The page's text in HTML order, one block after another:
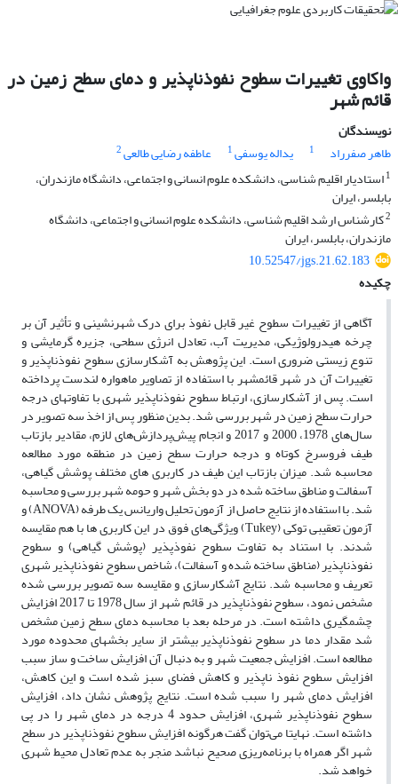
واکاوی تغییرات سطوح نفوذناپذیر و دمای سطح زمین در
قائم شهر
نویسندگان
طاهر صفرراد
1 یداله یوسفی1 عاطفه رضایی طالعی2
1استادیار اقلیم شناسی، دانشکده علوم انسانی و اجتماعی، دانشگاه مازندران،
بابلسر، ایران
2کارشناس ارشد اقلیم شناسی، دانشکده علوم انسانی و اجتماعی، دانشگاه
مازندران، بابلسر، ایران
10.52547/jgs.21.62.183
چکیده
آگاهی از تغییرات سطوح غیر قابل نفوذ برای درک شهرنشینی و تأثیر آن بر
چرخه هیدرولوژیکی، مدیریت آب، تعادل انرژی سطحی، جزیره گرمایشی و
تنوع زیستی ضروری است. این پژوهش به آشکارسازی سطوح نفوذناپذیر و
تغییرات آن در شهر قائمشهر با استفاده از تصاویر ماهواره لندست پرداخته
است. پس از آشکارسازی، ارتباط سطوح نفوذناپذیر شهری با تفاوتهای درجه
حرارت سطح زمین در شهر بررسی شد. بدین منظور پس از اخذ سه تصویر در
سال‌های 1978، 2000 و 2017 و انجام پیش‌پردازش‌های لازم، مقادیر بازتاب
طیف فروسرخ کوتاه و درجه حرارت سطح زمین در منطقه مورد مطالعه
محاسبه شد. میزان بازتاب این طیف در کاربری های مختلف پوشش گیاهی،
آسفالت و مناطق ساخته شده در دو بخش شهر و حومه شهر بررسی و محاسبه
شد. با استفاده از نتایج حاصل از آزمون تحلیل واریانس یک طرفه (ANOVA) و
آزمون تعقیبی توکی (Tukey) ویژگی‌های فوق در این کاربری ها با هم مقایسه
شدند. با استناد به تفاوت سطوح نفوذپذیر (پوشش گیاهی) و سطوح
نفوذناپذیر (مناطق ساخته شده و آسفالت)، شاخص سطوح نفوذناپذیر شهری
تعریف و محاسبه شد. نتایج آشکارسازی و مقایسه سه تصویر بررسی شده
مشخص نمود، سطوح نفوذناپذیر در قائم شهر از سال 1978 تا 2017 افزایش
چشمگیری داشته است. در مرحله بعد با محاسبه دمای سطح زمین مشخص
شد مقدار دما در سطوح نفوذناپذیر بیشتر از سایر بخشهای محدوده مورد
مطالعه است. افزایش جمعیت شهر و به دنبال آن افزایش ساخت و ساز سبب
افزایش سطوح نفوذ ناپذیر و کاهش فضای سبز شده است و این کاهش،
افزایش دمای شهر را سبب شده است. نتایج پژوهش نشان داد، افزایش
سطوح نفوذناپذیر شهری، افزایش حدود 4 درجه در دمای شهر را در پی
داشته است. نهایتا می‌توان گفت هرگونه افزایش سطوح نفوذناپذیر در سطح
شهر اگر همراه با برنامه‌ریزی صحیح نباشد منجر به عدم تعادل محیط شهری
خواهد شد.